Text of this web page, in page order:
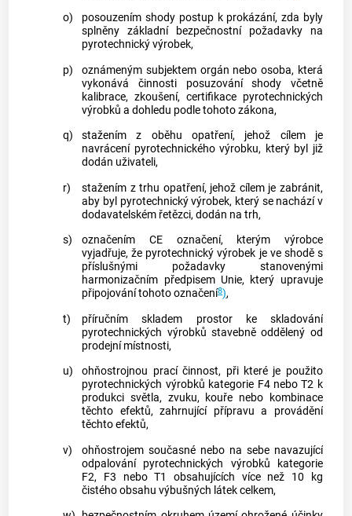
o)
posouzením shody postup k prokázání, zda byly
splněny základní bezpečnostní požadavky na
pyrotechnický výrobek,
p)
oznámeným subjektemorgán nebo osoba, která
vykonává činnosti posuzování shody včetně
kalibrace, zkoušení, certifikace pyrotechnických
výrobků a dohledu podle tohoto zákona,
q)
stažením z oběhu opatření, jehož cílem je
navrácení pyrotechnického výrobku, který byl již
dodán uživateli,
r)
stažením z trhu opatření, jehož cílem je zabránit,
aby byl pyrotechnický výrobek, který se nachází v
dodavatelském řetězci, dodán na trh,
s)
označením CE označení, kterým výrobce
vyjadřuje, že pyrotechnický výrobek je ve shodě s
příslušnými požadavky stanovenými
harmonizačním předpisem Unie, který upravuje
připojování tohoto označení8),
t)
příručním skladem prostor ke skladování
pyrotechnických výrobků stavebně oddělený od
prodejní místnosti,
u)
ohňostrojnou prací činnost, při které je použito
pyrotechnických výrobků kategorie F4 nebo T2 k
produkci světla, zvuku, kouře nebo kombinace
těchto efektů, zahrnující přípravu a provádění
těchto efektů,
v)
ohňostrojem současné nebo na sebe navazující
odpalování pyrotechnických výrobků kategorie
F2, F3 nebo T1 obsahujících více než 10 kg
čistého obsahu výbušných látek celkem,